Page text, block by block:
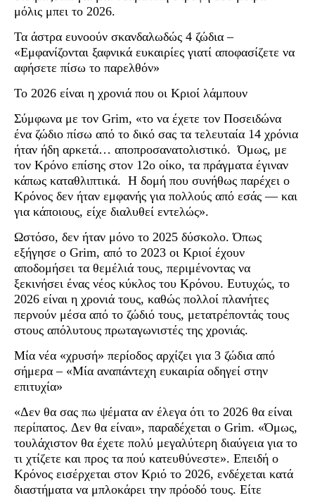
μόλις μπει το 2026.
Τα άστρα ευνοούν σκανδαλωδώς 4 ζώδια –
«Εμφανίζονται ξαφνικά ευκαιρίες γιατί αποφασίζετε να
αφήσετε πίσω το παρελθόν»
Το 2026 είναι η χρονιά που οι Κριοί λάμπουν
Σύμφωνα με τον Grim, «το να έχετε τον Ποσειδώνα
ένα ζώδιο πίσω από το δικό σας τα τελευταία 14 χρόνια
ήταν ήδη αρκετά… αποπροσανατολιστικό. Όμως, με
τον Κρόνο επίσης στον 12ο οίκο, τα πράγματα έγιναν
κάπως καταθλιπτικά. Η δομή που συνήθως παρέχει ο
Κρόνος δεν ήταν εμφανής για πολλούς από εσάς — και
για κάποιους, είχε διαλυθεί εντελώς».
Ωστόσο, δεν ήταν μόνο το 2025 δύσκολο. Όπως
εξήγησε ο Grim, από το 2023 οι Κριοί έχουν
αποδομήσει τα θεμέλιά τους, περιμένοντας να
ξεκινήσει ένας νέος κύκλος του Κρόνου. Ευτυχώς, το
2026 είναι η χρονιά τους, καθώς πολλοί πλανήτες
περνούν μέσα από το ζώδιό τους, μετατρέποντάς τους
στους απόλυτους πρωταγωνιστές της χρονιάς.
Μία νέα «χρυσή» περίοδος αρχίζει για 3 ζώδια από
σήμερα – «Μία αναπάντεχη ευκαιρία οδηγεί στην
επιτυχία»
«Δεν θα σας πω ψέματα αν έλεγα ότι το 2026 θα είναι
περίπατος. Δεν θα είναι», παραδέχεται ο Grim. «Όμως,
τουλάχιστον θα έχετε πολύ μεγαλύτερη διαύγεια για το
τι χτίζετε και προς τα πού κατευθύνεστε». Επειδή ο
Κρόνος εισέρχεται στον Κριό το 2026, ενδέχεται κατά
διαστήματα να μπλοκάρει την πρόοδό τους. Είτε